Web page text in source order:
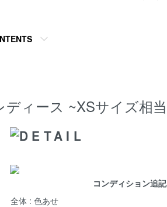
ィース ~XSサイズ相当
コンディション追記
全体 : 色あせ